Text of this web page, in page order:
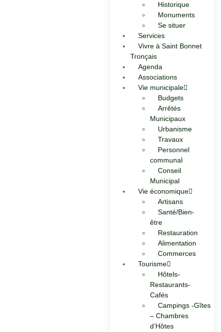
Historique
Monuments
Se situer
Services
Vivre à Saint Bonnet
Tronçais
Agenda
Associations
Vie municipale
Budgets
Arrêtés
Municipaux
Urbanisme
Travaux
Personnel
communal
Conseil
Municipal
Vie économique
Artisans
Santé/Bien-
être
Restauration
Alimentation
Commerces
Tourisme
Hôtels-
Restaurants-
Cafés
Campings -Gîtes
– Chambres
d’Hôtes